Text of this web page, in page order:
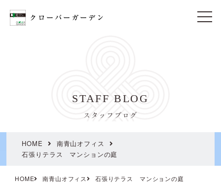
t
STAFF BLOG
スタッフブログ
HOME
南青山オフィス
石張りテラス マンションの庭
HOME 南青山オフィス 石張りテラス マンションの庭